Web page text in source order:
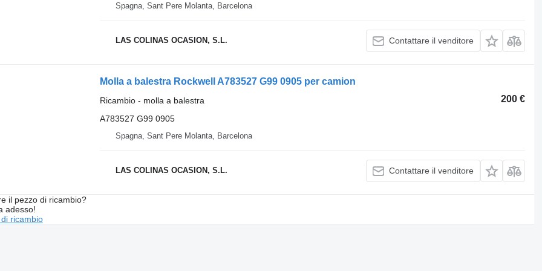
Spagna, Sant Pere Molanta, Barcelona
LAS COLINAS OCASION, S.L. Contattare il venditore
Molla a balestra Rockwell A783527 G99 0905 per camion
200 €
Ricambio - molla a balestra
A783527 G99 0905
Spagna, Sant Pere Molanta, Barcelona
LAS COLINAS OCASION, S.L. Contattare il venditore
il pezzo di ricambio?
adesso!
ricambio